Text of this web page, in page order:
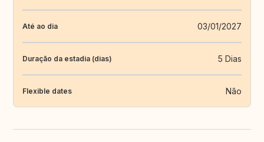
Até ao dia 03/01/2027
Duração da estadia (dias) 5 Dias
Flexible dates Não